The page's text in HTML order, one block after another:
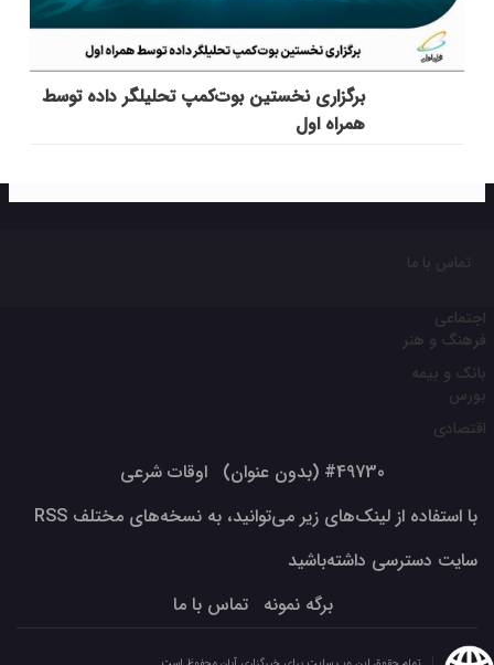
برگزاری نخستین بوت‌کمپ تحلیلگر داده توسط
همراه اول
تماس با ما
اجتماعی
فرهنگ و هنر
بانک و بیمه
بورس
اقتصادی
#49730 (بدون عنوان)
اوقات شرعی
با استفاده از لینک‌های زیر می‌توانید، به نسخه‌های مختلف RSS
سایت دسترسی داشته‌باشید
برگه نمونه
تماس با ما